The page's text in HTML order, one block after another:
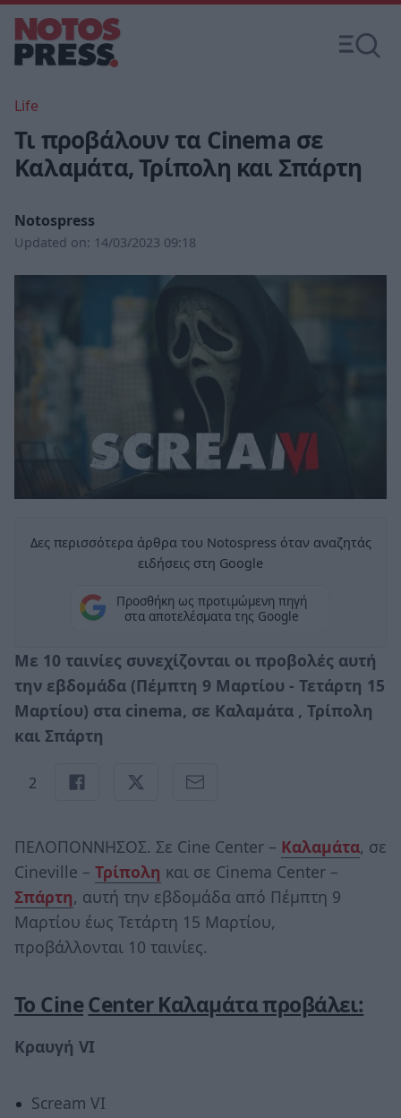
Life
Τι προβάλουν τα Cinema σε
Καλαμάτα, Τρίπολη και Σπάρτη
Notospress
Updated on: 14/03/2023 09:18
Δες περισσότερα άρθρα του Notospress όταν αναζητάς
ειδήσεις στη Google
Προσθήκη ως προτιμώμενη πηγή
στα αποτελέσματα της Google
Με 10 ταινίες συνεχίζονται οι προβολές αυτή
την εβδομάδα (Πέμπτη 9 Μαρτίου - Τετάρτη 15
Μαρτίου) στα cinema, σε Καλαμάτα , Τρίπολη
και Σπάρτη
2
ΠΕΛΟΠΟΝΝΗΣΟΣ. Σε Cine Center – Καλαμάτα, σε
Cineville – Τρίπολη και σε Cinema Center –
Σπάρτη, αυτή την εβδομάδα από Πέμπτη 9
Μαρτίου έως Τετάρτη 15 Μαρτίου,
προβάλλονται 10 ταινίες.
Το CineCenterΚαλαμάτα προβάλει:
Κραυγή VI
Scream VI